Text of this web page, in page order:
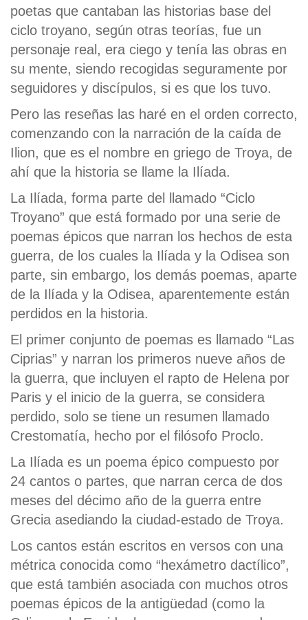
poetas que cantaban las historias base del
ciclo troyano, según otras teorías, fue un
personaje real, era ciego y tenía las obras en
su mente, siendo recogidas seguramente por
seguidores y discípulos, si es que los tuvo.
Pero las reseñas las haré en el orden correcto,
comenzando con la narración de la caída de
Ilion, que es el nombre en griego de Troya, de
ahí que la historia se llame la Ilíada.
La Ilíada, forma parte del llamado “Ciclo
Troyano” que está formado por una serie de
poemas épicos que narran los hechos de esta
guerra, de los cuales la Ilíada y la Odisea son
parte, sin embargo, los demás poemas, aparte
de la Ilíada y la Odisea, aparentemente están
perdidos en la historia.
El primer conjunto de poemas es llamado “Las
Ciprias” y narran los primeros nueve años de
la guerra, que incluyen el rapto de Helena por
Paris y el inicio de la guerra, se considera
perdido, solo se tiene un resumen llamado
Crestomatía, hecho por el filósofo Proclo.
La Ilíada es un poema épico compuesto por
24 cantos o partes, que narran cerca de dos
meses del décimo año de la guerra entre
Grecia asediando la ciudad-estado de Troya.
Los cantos están escritos en versos con una
métrica conocida como “hexámetro dactílico”,
que está también asociada con muchos otros
poemas épicos de la antigüedad (como la